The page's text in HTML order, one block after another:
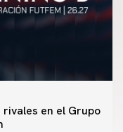
rivales en el Grupo
7/8/2026